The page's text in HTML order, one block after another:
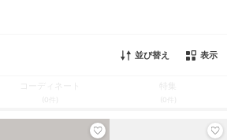
並び替え 表示
(0件) (0件)